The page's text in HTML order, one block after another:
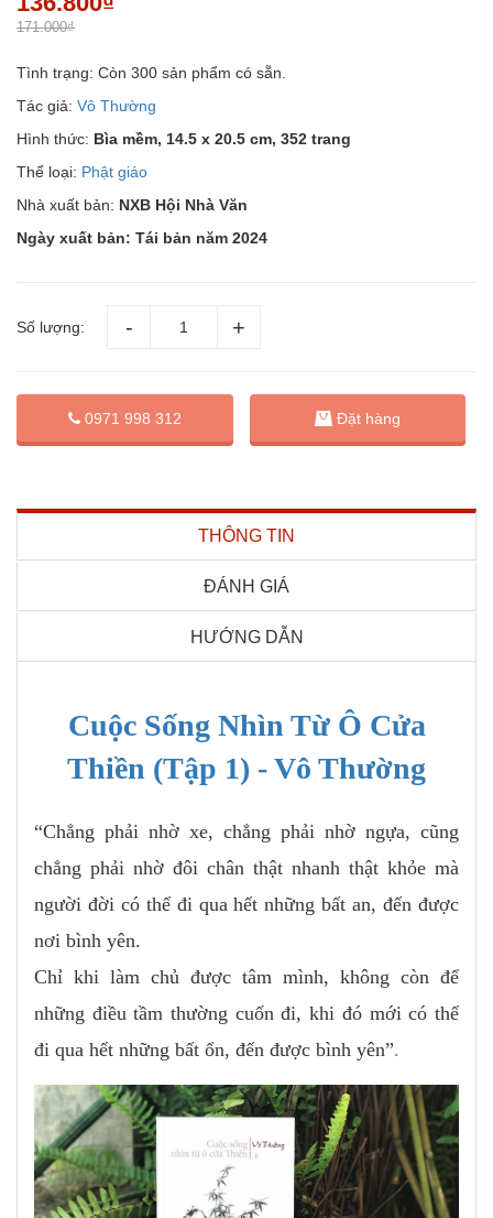
171.000₫
Tình trạng: Còn 300 sản phẩm có sẵn.
Tác giả: Vô Thường
Hình thức: Bìa mềm, 14.5 x 20.5 cm, 352 trang
Thể loại: Phật giáo
Nhà xuất bản: NXB Hội Nhà Văn
Ngày xuất bản: Tái bản năm 2024
Số lượng:
0971 998 312 Đặt hàng
THÔNG TIN
ĐÁNH GIÁ
HƯỚNG DẪN
Cuộc Sống Nhìn Từ Ô Cửa
Thiền (Tập 1) - Vô Thường
“Chẳng phải nhờ xe, chẳng phải nhờ ngựa, cũng
chẳng phải nhờ đôi chân thật nhanh thật khỏe mà
người đời có thể đi qua hết những bất an, đến được
nơi bình yên.
Chỉ khi làm chủ được tâm mình, không còn để
những điều tầm thường cuốn đi, khi đó mới có thể
đi qua hết những bất ổn, đến được bình yên”.